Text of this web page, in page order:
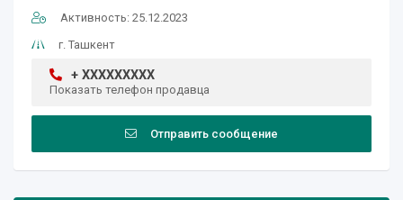
Активность: 25.12.2023
г. Ташкент
+ XXXXXXXXX
Показать телефон продавца
Отправить сообщение